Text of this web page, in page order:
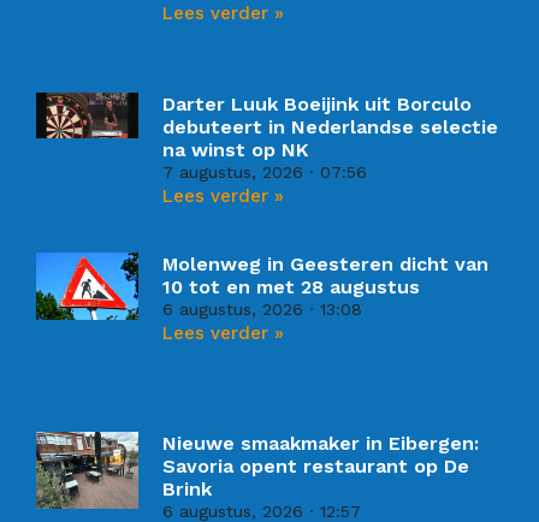
Lees verder »
Darter Luuk Boeijink uit Borculo
debuteert in Nederlandse selectie
na winst op NK
7 augustus, 2026 07:56
Lees verder »
Molenweg in Geesteren dicht van
10 tot en met 28 augustus
6 augustus, 2026 13:08
Lees verder »
Nieuwe smaakmaker in Eibergen:
Savoria opent restaurant op De
Brink
6 augustus, 2026 12:57